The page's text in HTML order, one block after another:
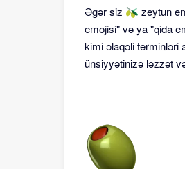
Əgər siz 🫒 zeytun
emojisi" və ya "qida
kimi əlaqəli terminləri
ünsiyyətinizə ləzzət